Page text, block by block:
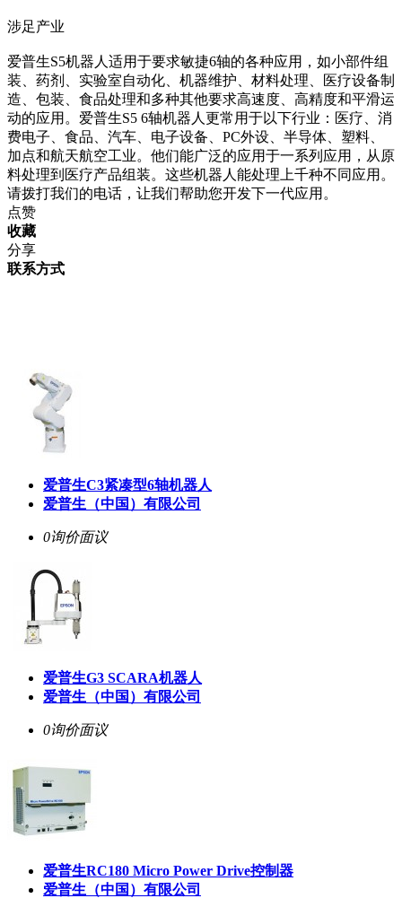
涉足产业
爱普生S5机器人适用于要求敏捷6轴的各种应用，如小部件组
装、药剂、实验室自动化、机器维护、材料处理、医疗设备制
造、包装、食品处理和多种其他要求高速度、高精度和平滑运
动的应用。爱普生S5 6轴机器人更常用于以下行业：医疗、消
费电子、食品、汽车、电子设备、PC外设、半导体、塑料、
加点和航天航空工业。他们能广泛的应用于一系列应用，从原
料处理到医疗产品组装。这些机器人能处理上千种不同应用。
请拨打我们的电话，让我们帮助您开发下一代应用。
点赞
收藏
分享
联系方式
爱普生C3紧凑型6轴机器人
爱普生（中国）有限公司
0询价面议
爱普生G3 SCARA机器人
爱普生（中国）有限公司
0询价面议
爱普生RC180 Micro Power Drive控制器
爱普生（中国）有限公司